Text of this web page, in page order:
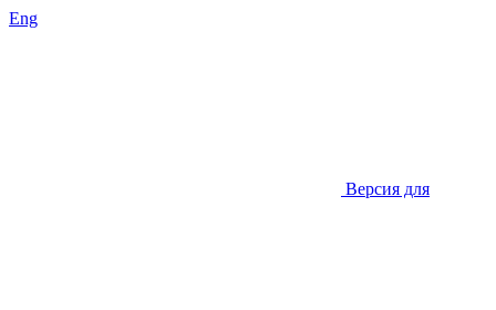
Eng
Версия для